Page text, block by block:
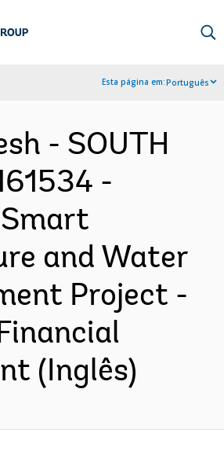
Esta página em:Português
- SOUTH
-
and Water
Project -
(Inglês)